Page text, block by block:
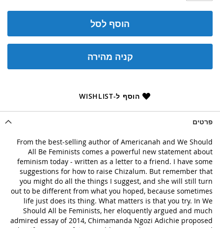
הוסף לסל
קניה מהירה
הוסף ל-WISHLIST
פרטים
From the best-selling author of Americanah and We Should
All Be Feminists comes a powerful new statement about
feminism today - written as a letter to a friend. I have some
suggestions for how to raise Chizalum. But remember that
you might do all the things I suggest, and she will still turn
out to be different from what you hoped, because sometimes
life just does its thing. What matters is that you try. In We
Should All be Feminists, her eloquently argued and much
admired essay of 2014, Chimamanda Ngozi Adichie proposed